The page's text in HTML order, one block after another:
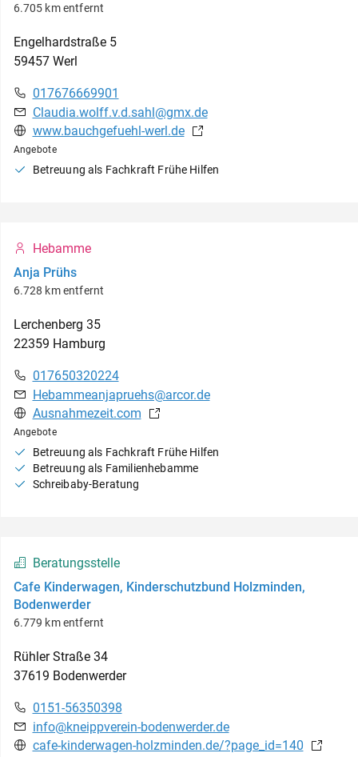
6.705 km entfernt
Engelhardstraße 5
59457 Werl
017676669901
Claudia.wolff.v.d.sahl@gmx.de
www.bauchgefuehl-werl.de
Angebote
Betreuung als Fachkraft Frühe Hilfen
Hebamme
Anja Prühs
6.728 km entfernt
Lerchenberg 35
22359 Hamburg
017650320224
Hebammeanjapruehs@arcor.de
Ausnahmezeit.com
Angebote
Betreuung als Fachkraft Frühe Hilfen
Betreuung als Familienhebamme
Schreibaby-Beratung
Beratungsstelle
Cafe Kinderwagen, Kinderschutzbund Holzminden,
Bodenwerder
6.779 km entfernt
Rühler Straße 34
37619 Bodenwerder
0151-56350398
info@kneippverein-bodenwerder.de
cafe-kinderwagen-holzminden.de/?page_id=140